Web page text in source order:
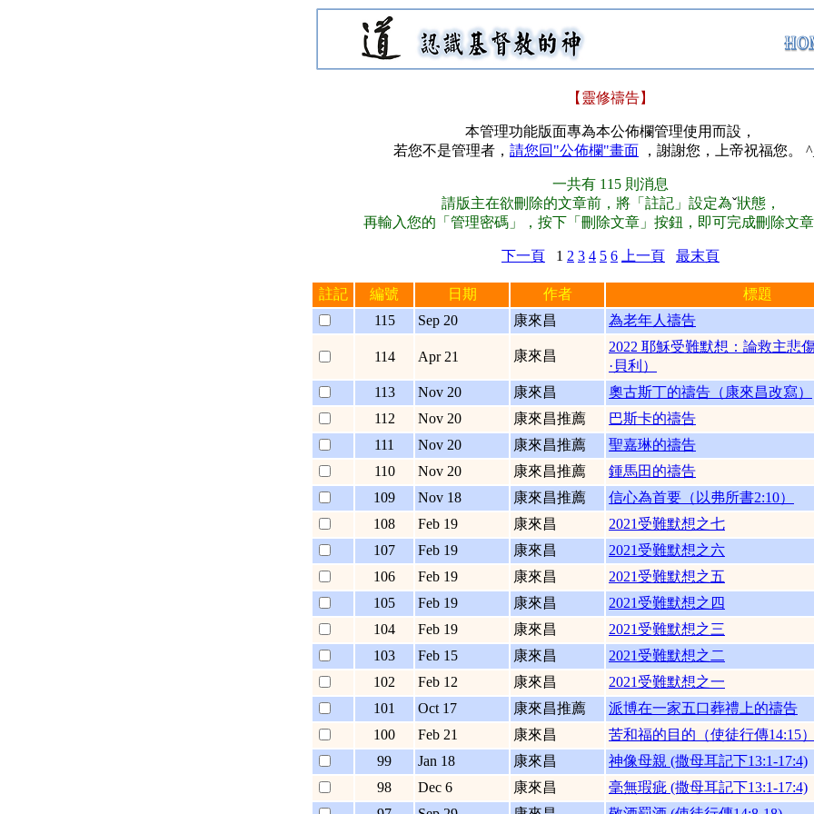
【靈修禱告】
本管理功能版面專為本公佈欄管理使用而設，
若您不是管理者， 請您回"公佈欄"畫面 ，謝謝您，上帝祝福您。
一共有 115 則消息
請版主在欲刪除的文章前，將「註記」設定為ˇ狀態，
再輸入您的「管理密碼」，按下「刪除文章」按鈕，即可完成刪除文
下一頁 1 2 3 4 5 6 上一頁 最末頁
註記 編號 日期 作者
標題
115
Sep 20 康來昌 為老年人禱告
114 Apr 21 康來昌
2022 耶穌受難默想：論救主悲
·貝利）
113
Nov 20 康來昌
奧古斯丁的禱告（康來昌改寫）
112
Nov 20 康來昌推薦
巴斯卡的禱告
111
Nov 20 康來昌推薦
聖嘉琳的禱告
110
Nov 20 康來昌推薦
鍾馬田的禱告
109
Nov 18 康來昌推薦
信心為首要（以弗所書2:10）
108
Feb 19 康來昌
2021受難默想之七
107
Feb 19 康來昌
2021受難默想之六
106
Feb 19 康來昌
2021受難默想之五
105
Feb 19 康來昌
2021受難默想之四
104
Feb 19 康來昌
2021受難默想之三
103
Feb 15 康來昌
2021受難默想之二
102
Feb 12 康來昌
2021受難默想之一
101
Oct 17 康來昌推薦
派博在一家五口葬禮上的禱告
100
Feb 21 康來昌
苦和福的目的（使徒行傳14:15
99
Jan 18 康來昌
神像母親 (撒母耳記下13:1-17:4)
98
Dec 6 康來昌
毫無瑕疵 (撒母耳記下13:1-17:4)